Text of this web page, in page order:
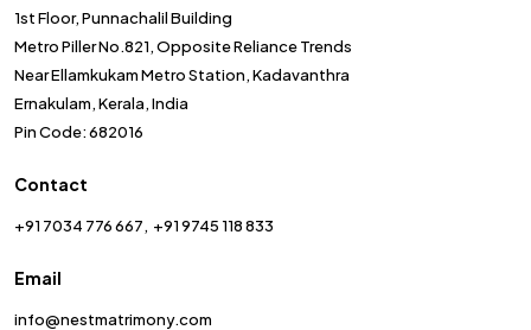
1st Floor, Punnachalil Building
Metro Piller No.821, Opposite Reliance Trends
Near Ellamkukam Metro Station, Kadavanthra
Ernakulam, Kerala, India
Pin Code: 682016
Contact
+91 7034 776 667 +91 9745 118 833
Email
info@nestmatrimony.com